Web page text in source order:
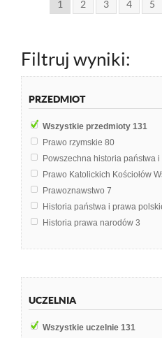
1 2 3 4 5
Filtruj wyniki:
PRZEDMIOT
Wszystkie przedmioty 131
Prawo rzymskie 80
Powszechna historia państwa
Prawo Katolickich Kościołów
Prawoznawstwo 7
Historia państwa i prawa
Historia prawa narodów 3
Historia myśli politycznej
UCZELNIA
Wszystkie uczelnie 131